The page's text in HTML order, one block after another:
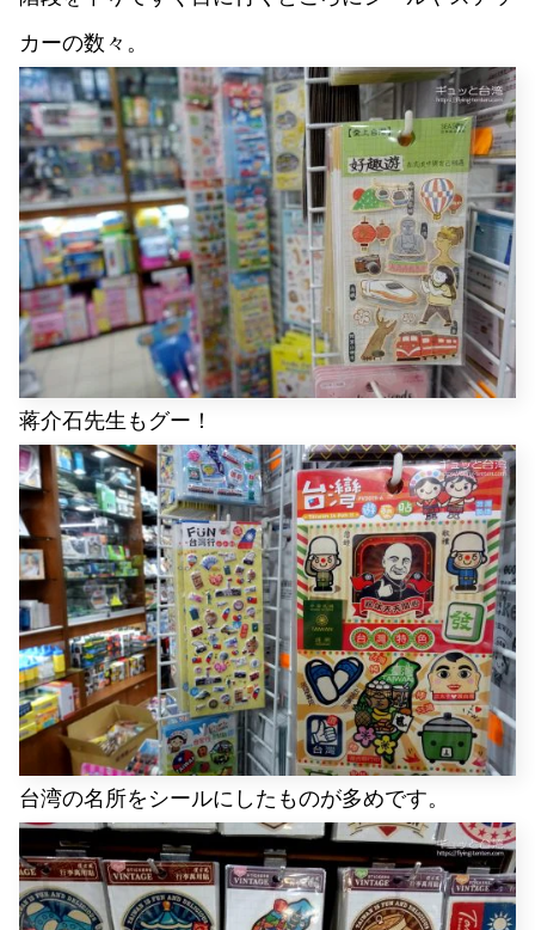
カーの数々。
蒋介石先生もグー！
台湾の名所をシールにしたものが多めです。